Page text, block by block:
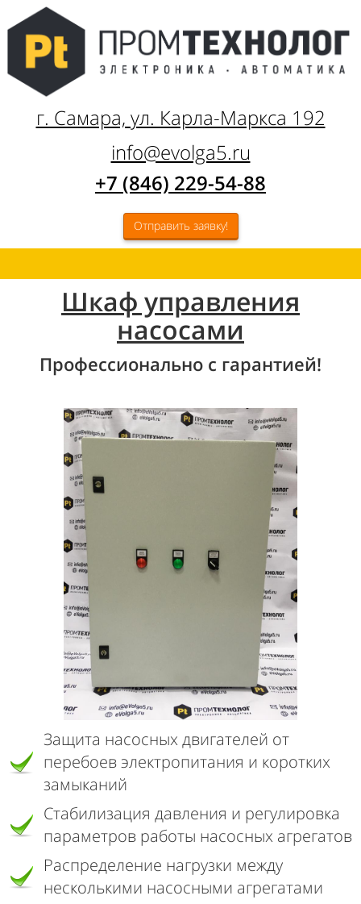
г. Самара, ул. Карла-Маркса 192
info@evolga5.ru
+7 (846) 229-54-88
Отправить заявку!
Шкаф управления
насосами
Профессионально с гарантией!
Защита насосных двигателей от
перебоев электропитания и коротких
замыканий
Стабилизация давления и регулировка
параметров работы насосных агрегатов
Распределение нагрузки между
несколькими насосными агрегатами